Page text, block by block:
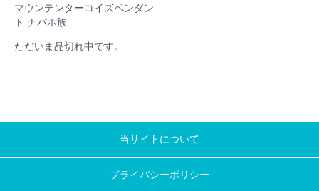
マウンテンターコイズペンダン
ト ナバホ族
ただいま品切れ中です。
当サイトについて
プライバシーポリシー